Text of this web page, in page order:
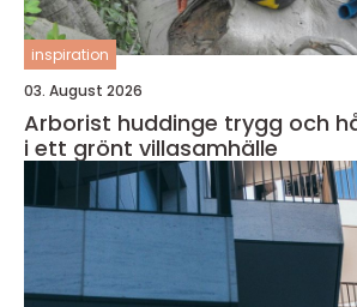
inspiration
03. August 2026
Arborist huddinge trygg och hållbar trädvård
i ett grönt villasamhälle